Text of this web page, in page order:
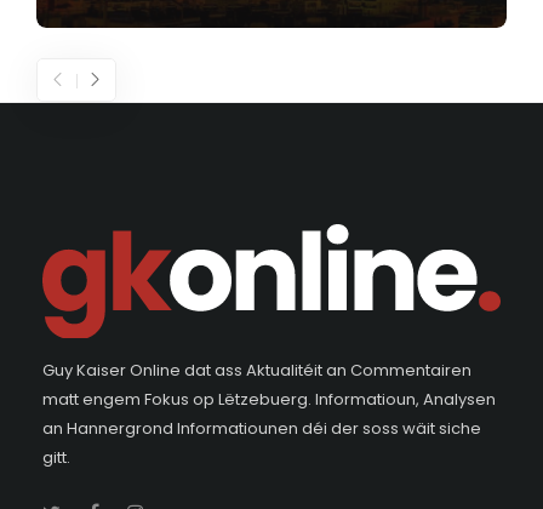
Guy Kaiser Online dat ass Aktualitéit an Commentairen
matt engem Fokus op Lëtzebuerg. Informatioun, Analysen
an Hannergrond Informatiounen déi der soss wäit siche
gitt.